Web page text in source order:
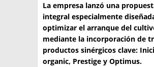
INTERES GENERAL
LA PAPA
RESOLUCIONES Y
ENLACES
ARGENPAPA
PUBLICIDAD
QUIENES SOMOS
BUSCAR NOTICIAS
La empresa lanzó una
integral especialmente
optimizar el arranque del
mediante la incorporación de
productos sinérgicos clave:
organic, Prestige y Optimus.